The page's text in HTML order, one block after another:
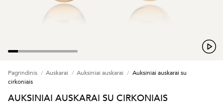
Pagrindinis Auskarai Auksiniai auskarai
Auksiniai auskarai su
cirkoniais
AUKSINIAI AUSKARAI SU CIRKONIAIS